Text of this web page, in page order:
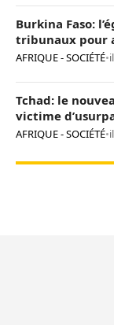
Burkina Faso:
tribunaux pour
AFRIQUE - SOCIÉTÉ•
Tchad: le
victime
AFRIQUE - SOCIÉTÉ•